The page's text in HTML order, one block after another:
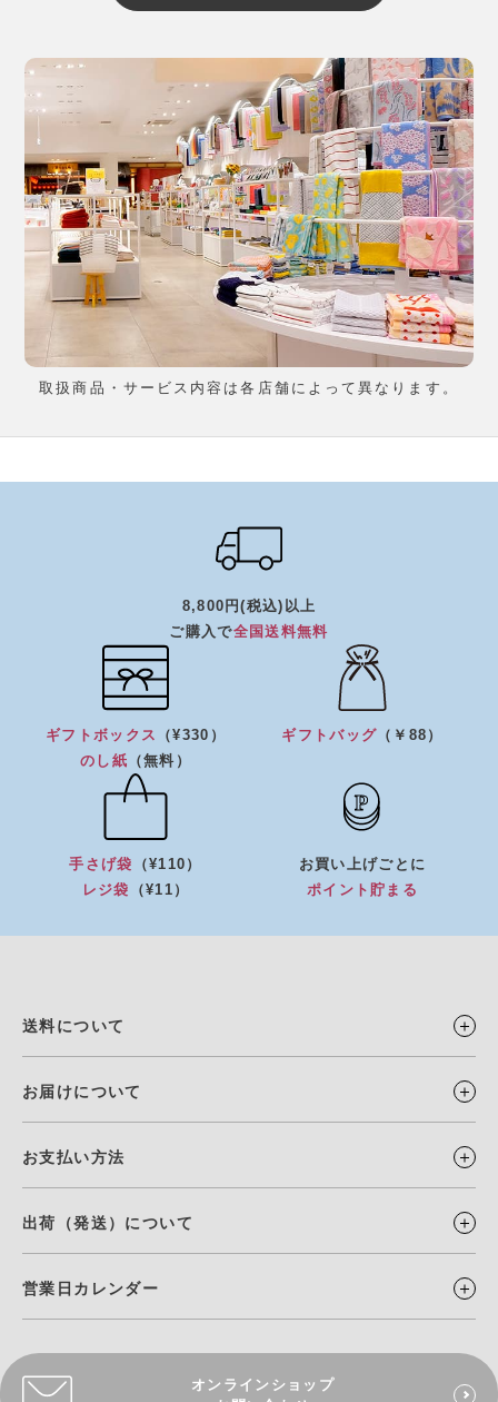
取扱商品・サービス内容は各店舗によって異なります。
8,800円(税込)以上
ご購入で全国送料無料
ギフトボックス
（¥330）
のし紙 （無料）
ギフトバッグ （￥88）
手さげ袋
（¥110）
レジ袋
（¥11）
お買い上げごとに
ポイント貯まる
送料について
お届けについて
お支払い方法
出荷（発送）について
営業日カレンダー
オンラインショップ